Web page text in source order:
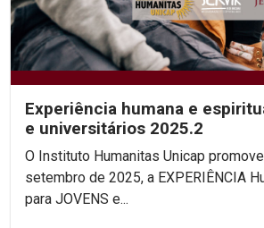
Experiência humana e
e universitários 2025.2
O Instituto Humanitas Unicap
setembro de 2025, a EXPERIÊNCIA
para JOVENS e...